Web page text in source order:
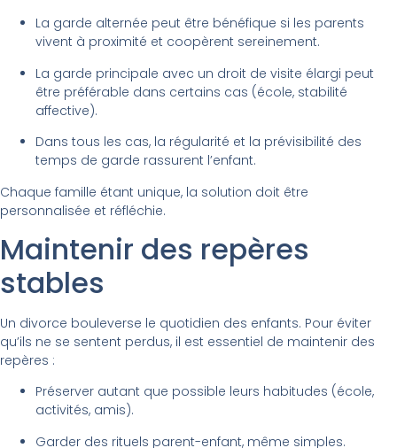
La garde alternée peut être bénéfique si les parents
vivent à proximité et coopèrent sereinement.
La garde principale avec un droit de visite élargi peut
être préférable dans certains cas (école, stabilité
affective).
Dans tous les cas, la régularité et la prévisibilité des
temps de garde rassurent l’enfant.
Chaque famille étant unique, la solution doit être
personnalisée et réfléchie.
Maintenir des repères
stables
Un divorce bouleverse le quotidien des enfants. Pour éviter
qu’ils ne se sentent perdus, il est essentiel de maintenir des
repères :
Préserver autant que possible leurs habitudes (école,
activités, amis).
Garder des rituels parent-enfant, même simples.